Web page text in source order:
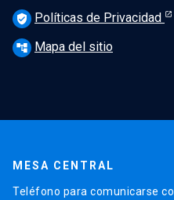
verified_user Políticas de Privacidad
account_tree Mapa del sitio
MESA CENTRAL
Teléfono para comunicarse